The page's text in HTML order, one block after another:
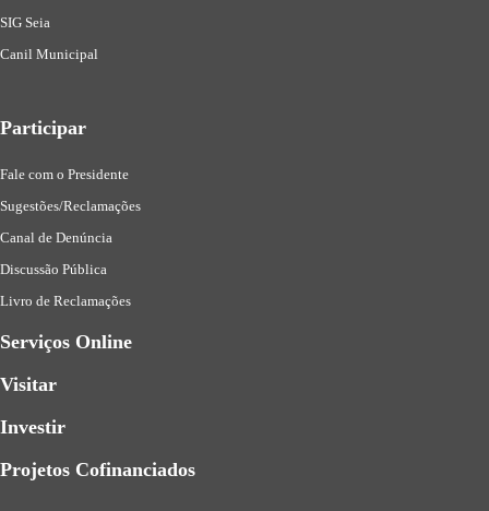
SIG Seia
Canil Municipal
Participar
Fale com o Presidente
Sugestões/Reclamações
Canal de Denúncia
Discussão Pública
Livro de Reclamações
Serviços Online
Visitar
Investir
Projetos Cofinanciados